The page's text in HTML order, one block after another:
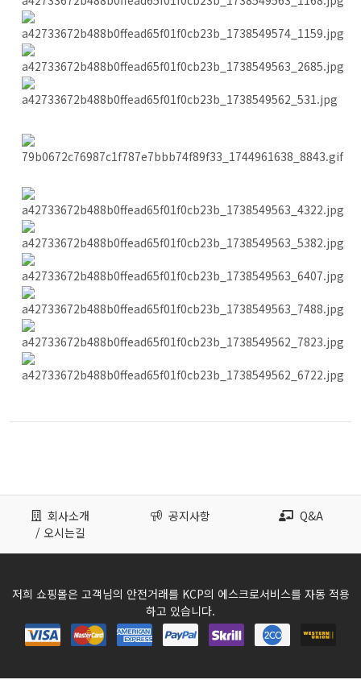
회사소개
/ 오시는길
공지사항 Q&A
저희 쇼핑몰은 고객님의 안전거래를 KCP의 에스크로서비스를 자동 적용
하고 있습니다.